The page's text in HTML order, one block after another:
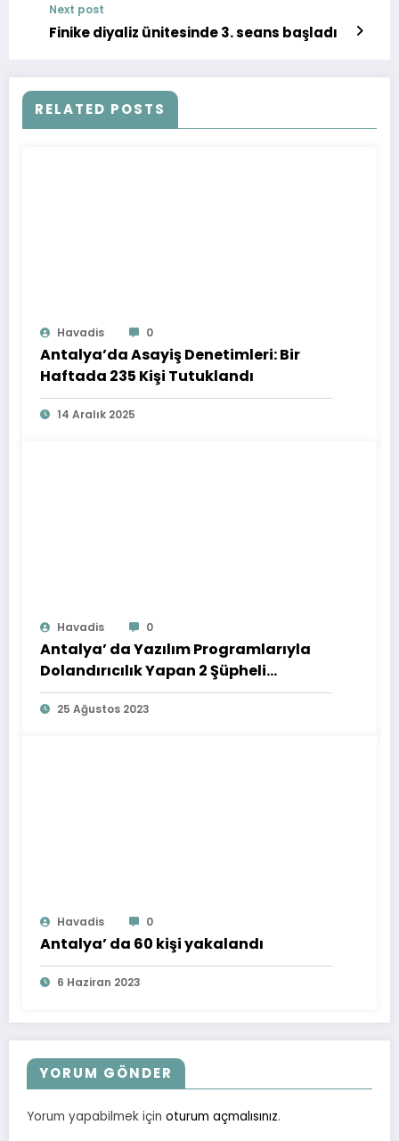
Next post
Finike diyaliz ünitesinde 3. seans başladı
RELATED POSTS
Havadis 0
Antalya’da Asayiş Denetimleri: Bir
Haftada 235 Kişi Tutuklandı
14 Aralık 2025
Havadis 0
Antalya’ da Yazılım Programlarıyla
Dolandırıcılık Yapan 2 Şüpheli
Yakalandı
25 Ağustos 2023
Havadis 0
Antalya’ da 60 kişi yakalandı
6 Haziran 2023
YORUM GÖNDER
Yorum yapabilmek için oturum açmalısınız.